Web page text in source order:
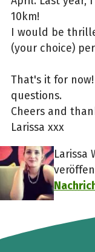
10km!
I would be
(your choice)
That's it for
questions.
Cheers and
Larissa xxx
Larissa